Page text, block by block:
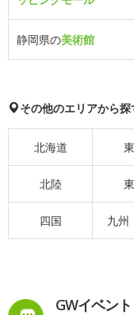
静岡県の美術館
その他のエリアから探
北海道
北陸
四国 九州
GWイベン